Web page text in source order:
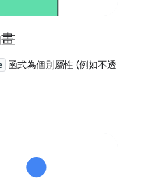
函式為個別屬性 (例如不透